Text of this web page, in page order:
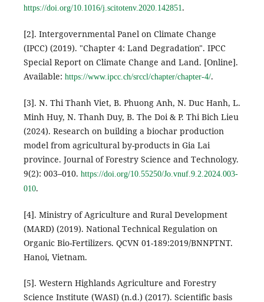
https://doi.org/10.1016/j.scitotenv.2020.142851.
[2]. Intergovernmental Panel on Climate Change
(IPCC) (2019). "Chapter 4: Land Degradation". IPCC
Special Report on Climate Change and Land. [Online].
Available: https://www.ipcc.ch/srccl/chapter/chapter-4/.
[3]. N. Thi Thanh Viet, B. Phuong Anh, N. Duc Hanh, L.
Minh Huy, N. Thanh Duy, B. The Doi & P. Thi Bich Lieu
(2024). Research on building a biochar production
model from agricultural by-products in Gia Lai
province. Journal of Forestry Science and Technology.
9(2): 003–010. https://doi.org/10.55250/Jo.vnuf.9.2.2024.003-
010.
[4]. Ministry of Agriculture and Rural Development
(MARD) (2019). National Technical Regulation on
Organic Bio-Fertilizers. QCVN 01-189:2019/BNNPTNT.
Hanoi, Vietnam.
[5]. Western Highlands Agriculture and Forestry
Science Institute (WASI) (n.d.) (2017). Scientific basis